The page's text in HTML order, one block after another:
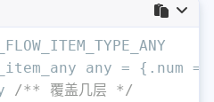
any = {.num =
/** 覆盖几层 */